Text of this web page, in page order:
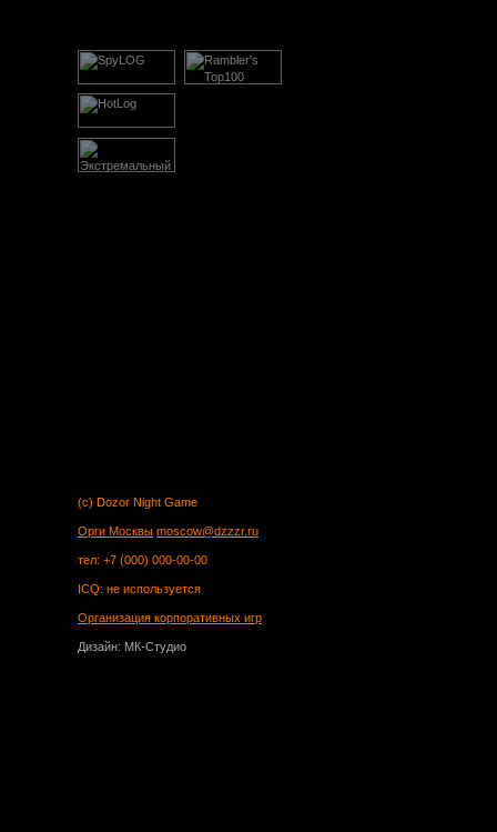
(c) Dozor Night Game
Орги Москвы moscow@dzzzr.ru
тел: +7 (000) 000-00-00
ICQ: не используется
Организация корпоративных игр
Дизайн: МК-Студио